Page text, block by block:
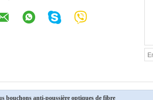
bouchons anti-poussière optiques de fibre